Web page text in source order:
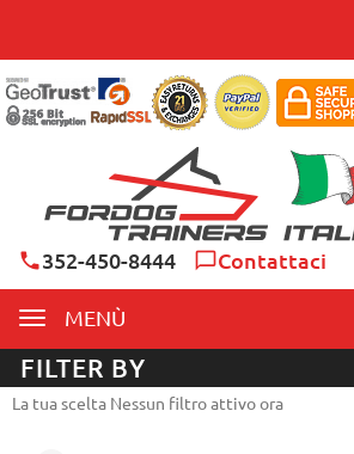
352-450-8444 Contattaci
MENÙ
FILTER BY
La tua scelta Nessun filtro attivo ora